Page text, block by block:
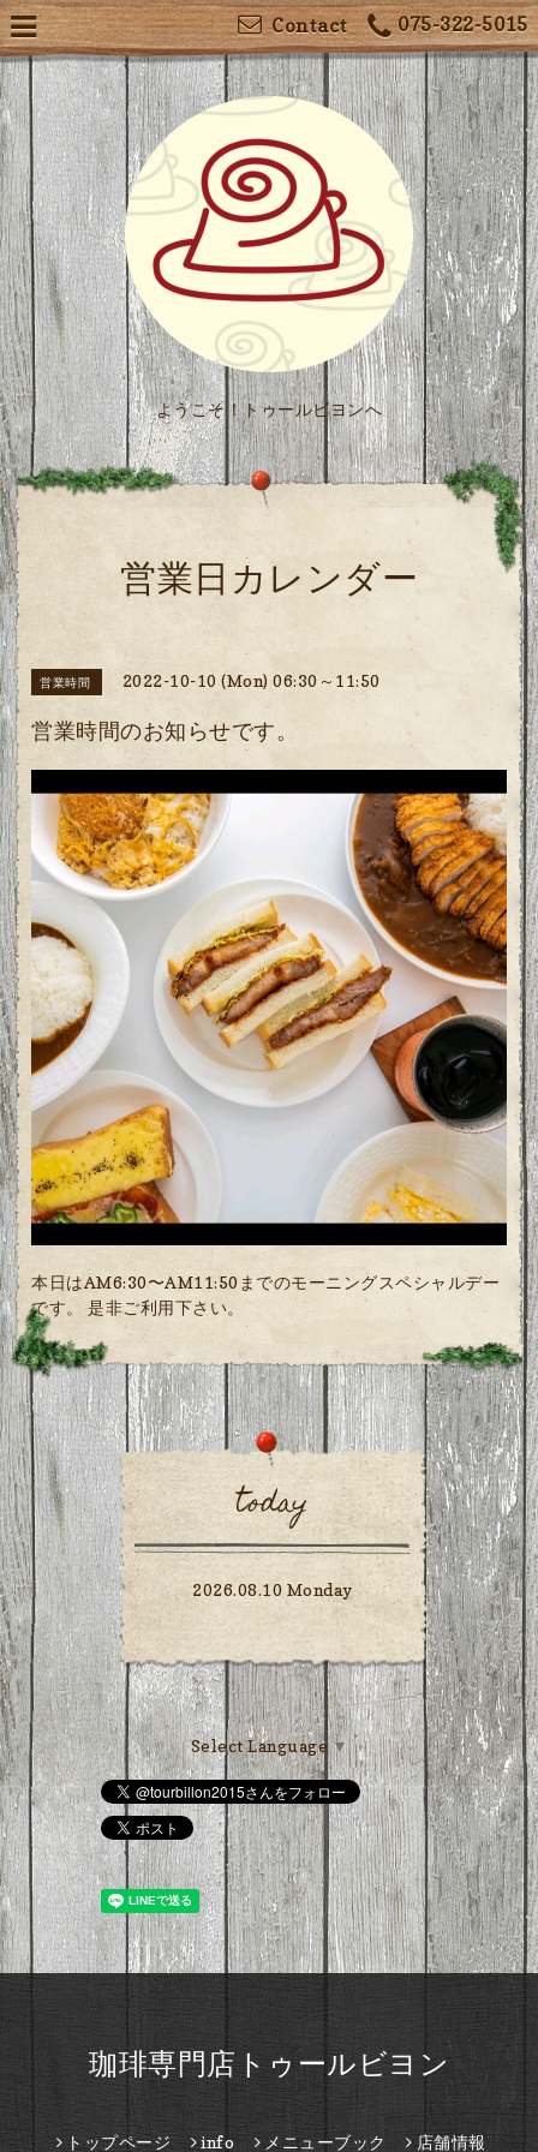
075-322-5015
Contact
ようこそ！トゥールビヨンへ
営業日カレンダー
営業時間 2022-10-10 (Mon) 06:30～11:50
営業時間のお知らせです。
本日はAM6:30〜AM11:50までのモーニングスペシャルデー
です。 是非ご利用下さい。
today
2026.08.10 Monday
Select Language ▼
珈琲専門店トゥールビヨン
トップページ info メニューブック 店舗情報